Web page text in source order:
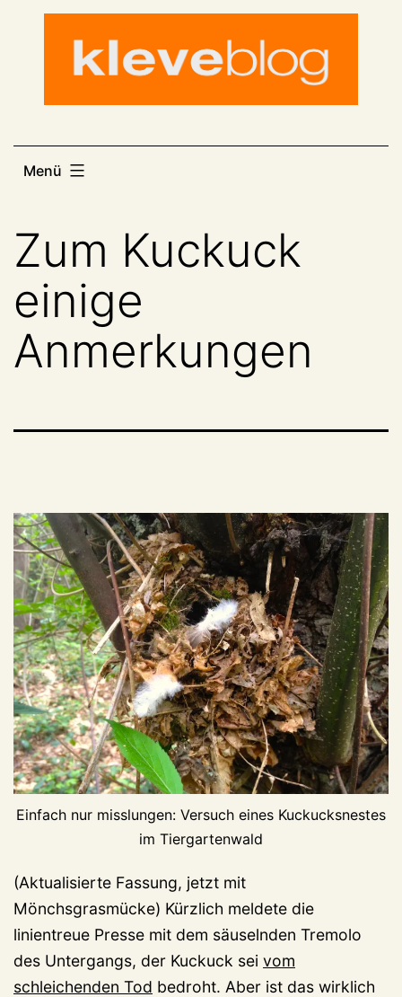
Menü
Zum Kuckuck
einige
Anmerkungen
Einfach nur misslungen: Versuch eines Kuckucksnestes
im Tiergartenwald
(Aktualisierte Fassung, jetzt mit
Mönchsgrasmücke) Kürzlich meldete die
linientreue Presse mit dem säuselnden Tremolo
des Untergangs, der Kuckuck sei vom
schleichenden Tod bedroht. Aber ist das wirklich